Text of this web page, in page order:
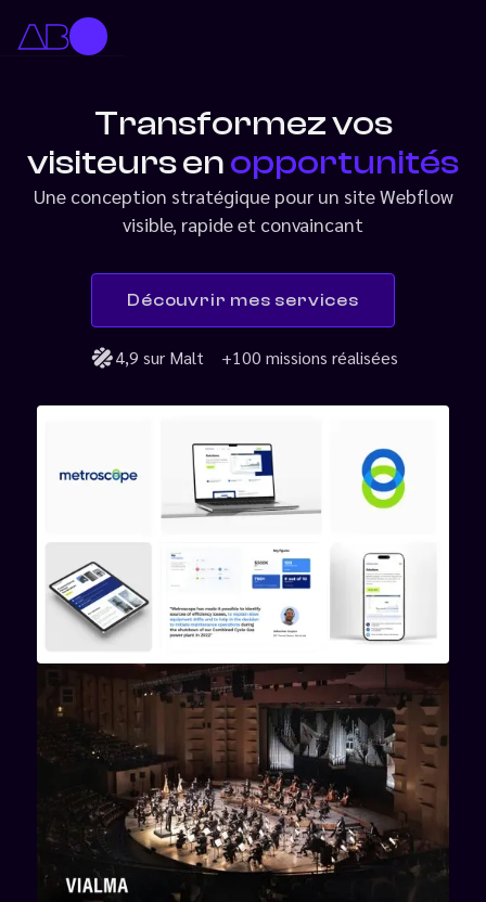
Transformez vos
visiteurs enopportunités
Une conception stratégique pour un site Webflow
visible, rapide et convaincant
Découvrir mes services
4,9 sur Malt +100 missions réalisées